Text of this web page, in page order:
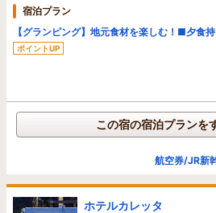
宿泊プラン
【グランピング】地元食材を楽しむ！■夕食
ポイントUP
この宿の宿泊プランを
航空券/JR新
ホテルカレッタ